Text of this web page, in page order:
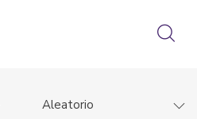
Aleatorio